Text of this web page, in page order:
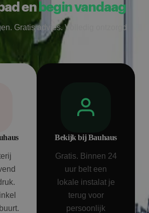
enbegin vandaag
Gratis advies. Volledig ontzorgd
Bekijk bij Bauhaus
Gratis. Binnen 24
uur belt een
lokale instalat je
terug voor
persoonlijk